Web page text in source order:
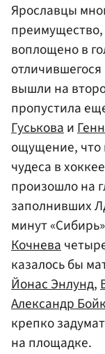
Ярославцы
воплощено в
вышли на
пропустила
Гуськоваи
ощущение, что
чудеса в
произошло на
заполнивших
минут
Кочнева
казалось бы
Йонас Энлунд,
Александр
крепко
на площадке.